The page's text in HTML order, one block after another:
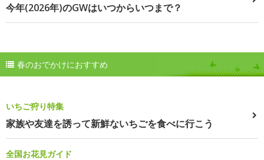
今年(2026年)のGWはいつからいつまで？
春のおでかけにおすすめ
いちご狩り特集
家族や友達を誘って新鮮ないちごを食べに行こう
全国お花見ガイド